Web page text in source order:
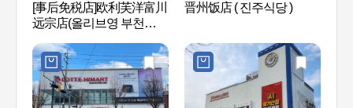
[事后免税店]欧利芙洋富川
远宗店(올리브영 부천원종
晋州饭店 ( 진주식당 )